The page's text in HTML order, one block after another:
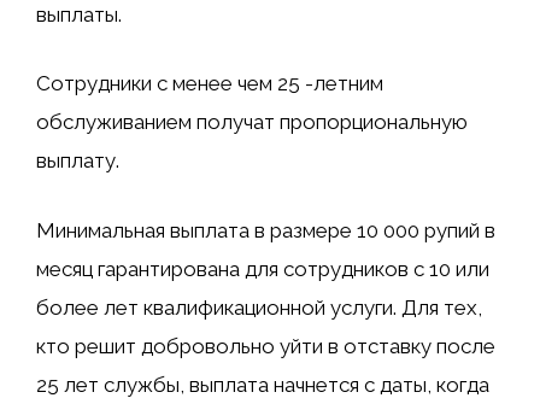
выплаты.
Сотрудники с менее чем 25 -летним
обслуживанием получат пропорциональную
выплату.
Минимальная выплата в размере 10 000 рупий в
месяц гарантирована для сотрудников с 10 или
более лет квалификационной услуги. Для тех,
кто решит добровольно уйти в отставку после
25 лет службы, выплата начнется с даты, когда